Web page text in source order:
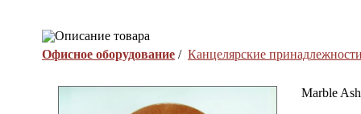
Описание товара
Офисное оборудование / Канцелярские
Marble